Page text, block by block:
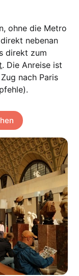
ohne die Metro
nebenan
direkt zum
. Die Anreise ist
nach Paris